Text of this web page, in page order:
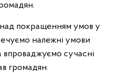
покращенням умов у
належні умови
сучасні
громадян.